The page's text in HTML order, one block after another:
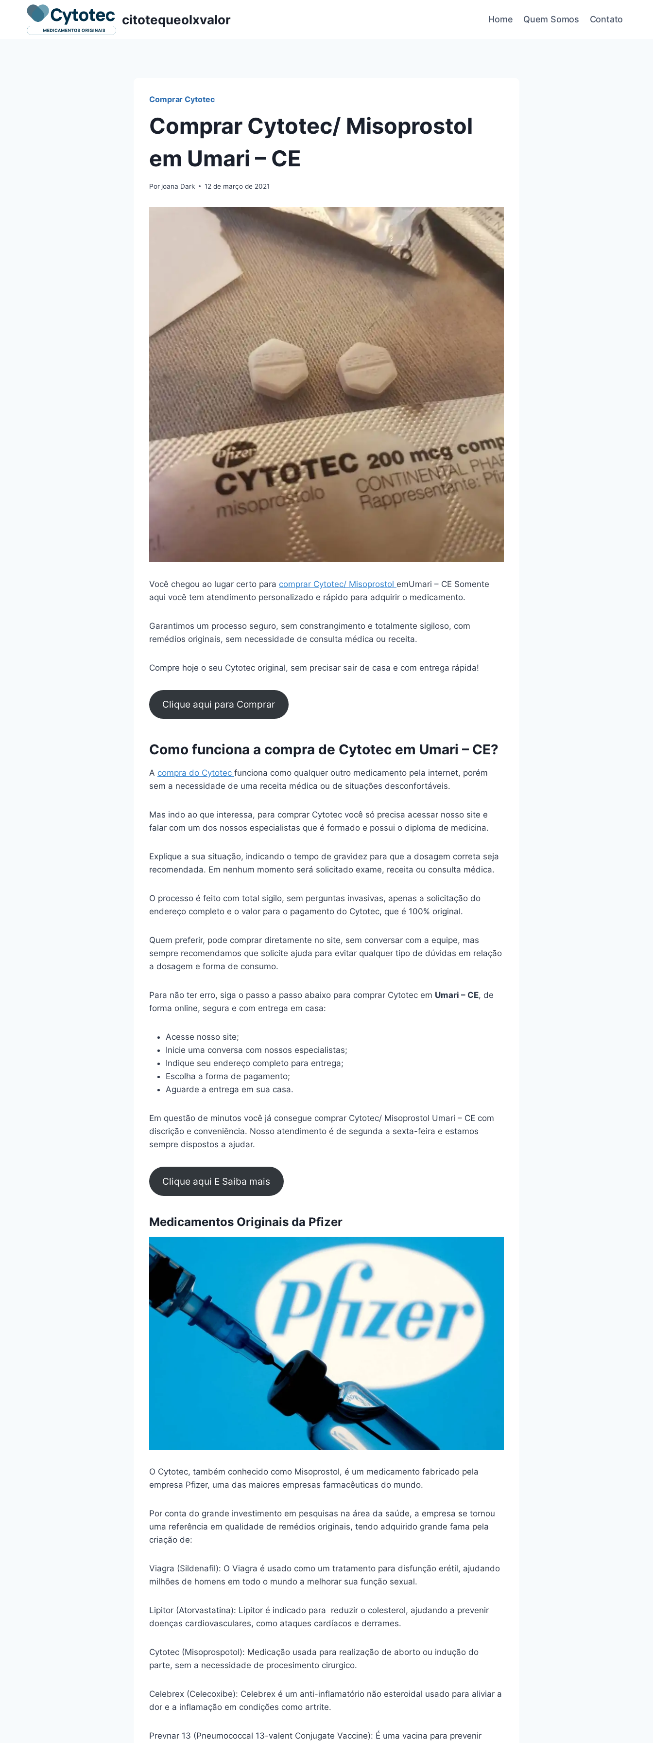
citotequeolxvalor Home Quem Somos Contato
Comprar Cytotec
Comprar Cytotec/ Misoprostol
em Umari – CE
Por joana Dark 12 de março de 2021
Você chegou ao lugar certo para comprar Cytotec/ Misoprostol emUmari – CE Somente
aqui você tem atendimento personalizado e rápido para adquirir o medicamento.
Garantimos um processo seguro, sem constrangimento e totalmente sigiloso, com
remédios originais, sem necessidade de consulta médica ou receita.
Compre hoje o seu Cytotec original, sem precisar sair de casa e com entrega rápida!
Clique aqui para Comprar
Como funciona a compra de Cytotec em Umari – CE?
A compra do Cytotec funciona como qualquer outro medicamento pela internet, porém
sem a necessidade de uma receita médica ou de situações desconfortáveis.
Mas indo ao que interessa, para comprar Cytotec você só precisa acessar nosso site e
falar com um dos nossos especialistas que é formado e possui o diploma de medicina.
Explique a sua situação, indicando o tempo de gravidez para que a dosagem correta seja
recomendada. Em nenhum momento será solicitado exame, receita ou consulta médica.
O processo é feito com total sigilo, sem perguntas invasivas, apenas a solicitação do
endereço completo e o valor para o pagamento do Cytotec, que é 100% original.
Quem preferir, pode comprar diretamente no site, sem conversar com a equipe, mas
sempre recomendamos que solicite ajuda para evitar qualquer tipo de dúvidas em relação
a dosagem e forma de consumo.
Para não ter erro, siga o passo a passo abaixo para comprar Cytotec em Umari – CE, de
forma online, segura e com entrega em casa:
Acesse nosso site;
Inicie uma conversa com nossos especialistas;
Indique seu endereço completo para entrega;
Escolha a forma de pagamento;
Aguarde a entrega em sua casa.
Em questão de minutos você já consegue comprar Cytotec/ Misoprostol Umari – CE com
discrição e conveniência. Nosso atendimento é de segunda a sexta-feira e estamos
sempre dispostos a ajudar.
Clique aqui E Saiba mais
Medicamentos Originais da Pfizer
O Cytotec, também conhecido como Misoprostol, é um medicamento fabricado pela
empresa Pfizer, uma das maiores empresas farmacêuticas do mundo.
Por conta do grande investimento em pesquisas na área da saúde, a empresa se tornou
uma referência em qualidade de remédios originais, tendo adquirido grande fama pela
criação de:
Viagra (Sildenafil): O Viagra é usado como um tratamento para disfunção erétil, ajudando
milhões de homens em todo o mundo a melhorar sua função sexual.
Lipitor (Atorvastatina): Lipitor é indicado para reduzir o colesterol, ajudando a prevenir
doenças cardiovasculares, como ataques cardíacos e derrames.
Cytotec (Misoprospotol): Medicação usada para realização de aborto ou indução do
parte, sem a necessidade de procesimento cirurgico.
Celebrex (Celecoxibe): Celebrex é um anti-inflamatório não esteroidal usado para aliviar a
dor e a inflamação em condições como artrite.
Prevnar 13 (Pneumococcal 13-valent Conjugate Vaccine): É uma vacina para prevenir